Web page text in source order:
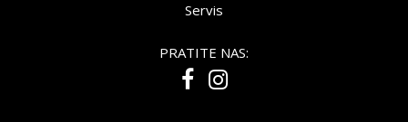
Servis
PRATITE NAS: